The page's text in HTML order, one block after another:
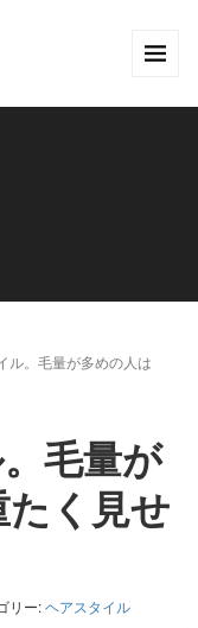
ル。毛量が多めの人は
毛量が
く見せ
リー:ヘアスタイル